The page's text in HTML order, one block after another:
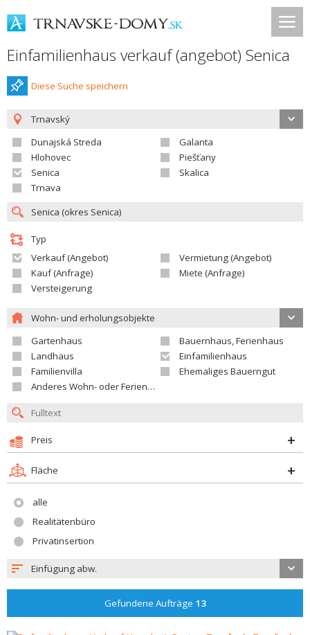
Einfamilienhaus verkauf (angebot) Senica
Diese Suche speichern
Trnavský
Dunajská Streda
Galanta
Hlohovec
Piešťany
Senica
Skalica
Trnava
Typ
Verkauf (Angebot)
Vermietung (Angebot)
Kauf (Anfrage)
Miete (Anfrage)
Versteigerung
Wohn- und erholungsobjekte
Gartenhaus
Bauernhaus, Ferienhaus
Landhaus
Einfamilienhaus
Familienvilla
Ehemaliges Bauerngut
Anderes Wohn- oder Ferienobjekt
Preis
Fläche
alle
Realitätenbüro
Privatinsertion
Einfügung abw.
Gefundene Aufträge 13